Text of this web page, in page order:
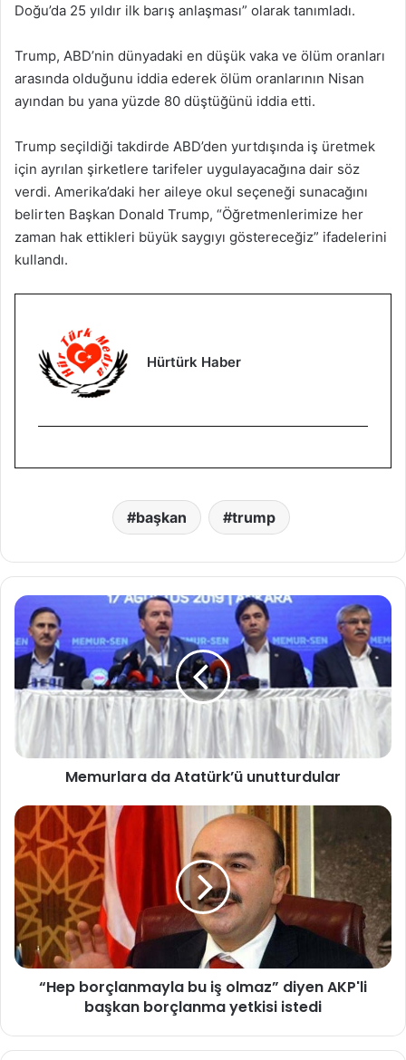
Doğu’da 25 yıldır ilk barış anlaşması” olarak tanımladı.
Trump, ABD’nin dünyadaki en düşük vaka ve ölüm oranları
arasında olduğunu iddia ederek ölüm oranlarının Nisan
ayından bu yana yüzde 80 düştüğünü iddia etti.
Trump seçildiği takdirde ABD’den yurtdışında iş üretmek
için ayrılan şirketlere tarifeler uygulayacağına dair söz
verdi. Amerika’daki her aileye okul seçeneği sunacağını
belirten Başkan Donald Trump, “Öğretmenlerimize her
zaman hak ettikleri büyük saygıyı göstereceğiz” ifadelerini
kullandı.
Hürtürk Haber
başkan trump
M
m
u
l
a
A
t
a
ü
r
k
’
ü
Memurlara da Atatürk’ü unutturdular
“
H
e
b
o
ç
l
“Hep borçlanmayla bu iş olmaz” diyen AKP'li
başkan borçlanma yetkisi istedi